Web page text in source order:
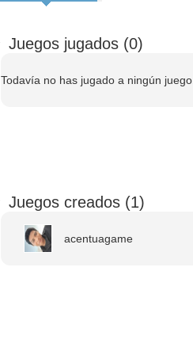
Juegos jugados (0)
Todavía no has jugado a ningún juego.
Juegos creados (1)
acentuagame